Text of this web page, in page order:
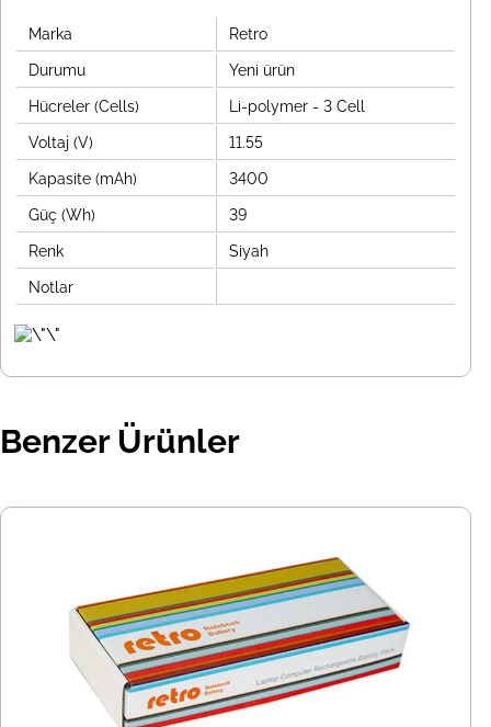
Marka Retro
Durumu Yeni ürün
Hücreler (Cells) Li-polymer - 3 Cell
Voltaj (V) 11.55
Kapasite (mAh) 3400
Güç (Wh) 39
Renk Siyah
Notlar
Benzer Ürünler